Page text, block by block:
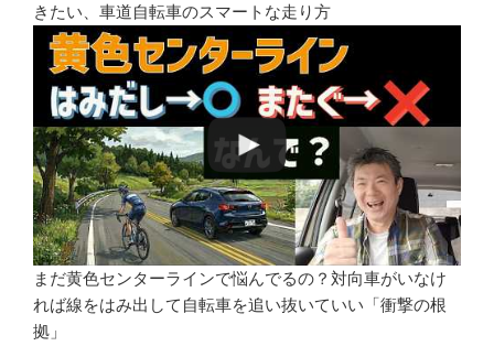
きたい、車道自転車のスマートな走り方
まだ黄色センターラインで悩んでるの？対向車がいなけ
れば線をはみ出して自転車を追い抜いていい「衝撃の根
拠」